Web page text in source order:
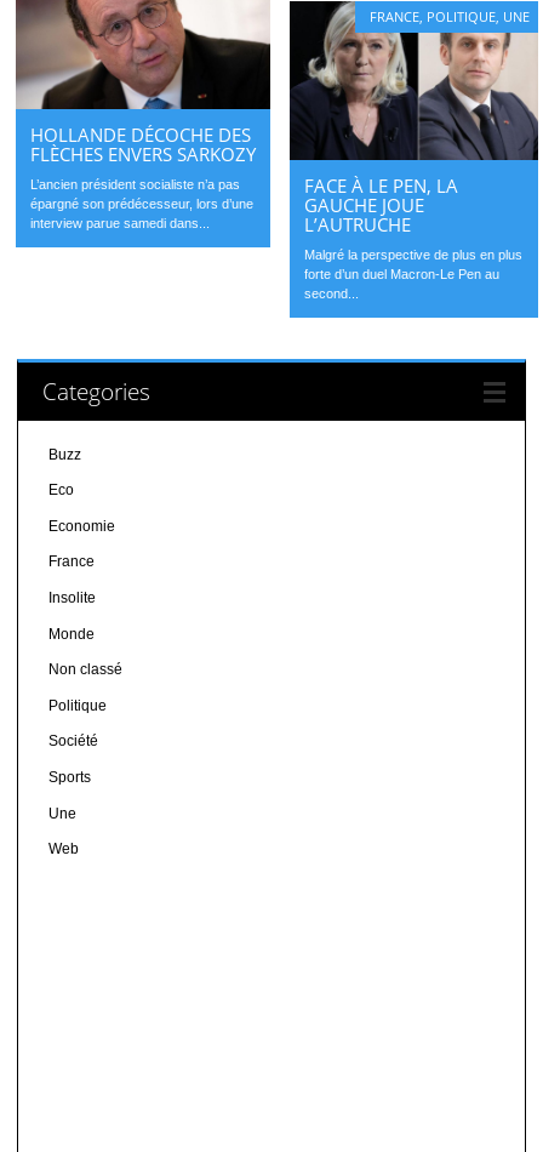
HOLLANDE DÉCOCHE DES
FLÈCHES ENVERS SARKOZY
L’ancien président socialiste n’a pas
épargné son prédécesseur, lors d’une
interview parue samedi dans...
FRANCE POLITIQUE UNE
FACE À LE PEN, LA
GAUCHE JOUE
L’AUTRUCHE
Malgré la perspective de plus en plus
forte d’un duel Macron-Le Pen au
second...
Categories
Buzz
Eco
Economie
France
Insolite
Monde
Non classé
Politique
Société
Sports
Une
Web